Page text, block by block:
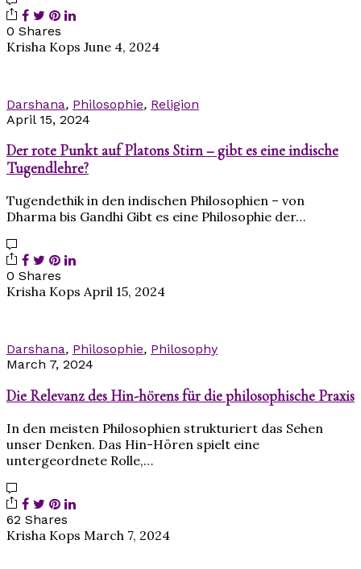
0 Shares
Krisha Kops June 4, 2024
Darshana, Philosophie, Religion
April 15, 2024
Der rote Punkt auf Platons Stirn – gibt es eine indische
Tugendlehre?
Tugendethik in den indischen Philosophien – von
Dharma bis Gandhi Gibt es eine Philosophie der…
0 Shares
Krisha Kops April 15, 2024
Darshana, Philosophie, Philosophy
March 7, 2024
Die Relevanz des Hin-hörens für die philosophische Praxis
In den meisten Philosophien strukturiert das Sehen
unser Denken. Das Hin-Hören spielt eine
untergeordnete Rolle,…
62 Shares
Krisha Kops March 7, 2024